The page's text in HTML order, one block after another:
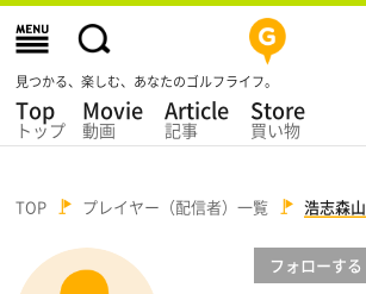
見つかる、楽しむ、あなたのゴルフライフ。
Top
トップ
Movie
動画
Article
記事
Store
買い物
TOP プレイヤー（配信者）一覧 浩志森山
フォローする